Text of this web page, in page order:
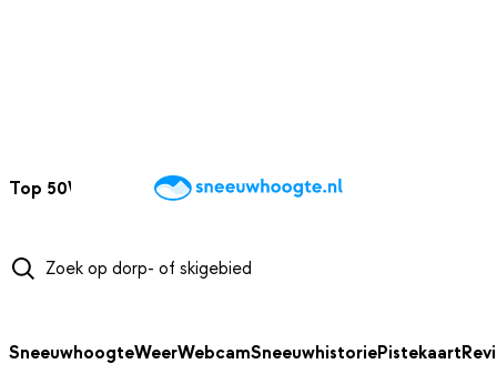
Top 50Webcams WintersportweerKaarten
SneeuwhoogteWeerWebcamSneeuwhistoriePistekaart